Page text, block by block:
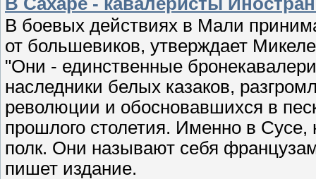
В боевых действиях в Мали
от большевиков, утверждает
"Они - единственные
наследники белых казаков,
революции и обосновавшихся в
прошлого столетия. Именно в
полк. Они называют себя
пишет издание.